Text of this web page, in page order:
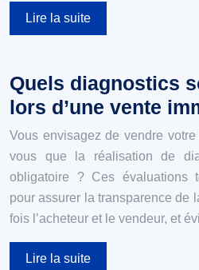
Lire la suite
Quels diagnostics
lors d’une vente
Vous envisagez de vendre
vous que la réalisation de
obligatoire ? Ces évaluations
pour assurer la transparence de
fois l’acheteur et le vendeur, et
Lire la suite